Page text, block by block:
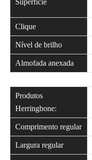
Superfície
Clique
Nível de brilho
Almofada anexada
Produtos
Herringbone:
Comprimento regular
Largura regular